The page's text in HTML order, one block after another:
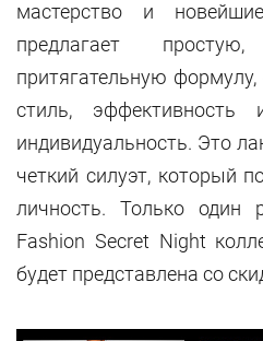
мастерство и
предлагает
притягательную
стиль,
индивидуальность. Это
четкий силуэт, который
личность. Только один
Fashion Secret Night
будет представлена со